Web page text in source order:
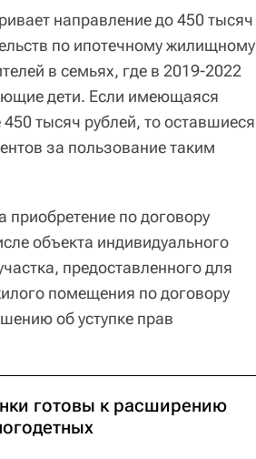
направление до 450 тысяч
по ипотечному жилищному
в семьях, где в 2019-2022
дети. Если имеющаяся
тысяч рублей, то оставшиеся
за пользование таким
приобретение по договору
объекта индивидуального
предоставленного для
помещения по договору
об уступке прав
готовы к расширению